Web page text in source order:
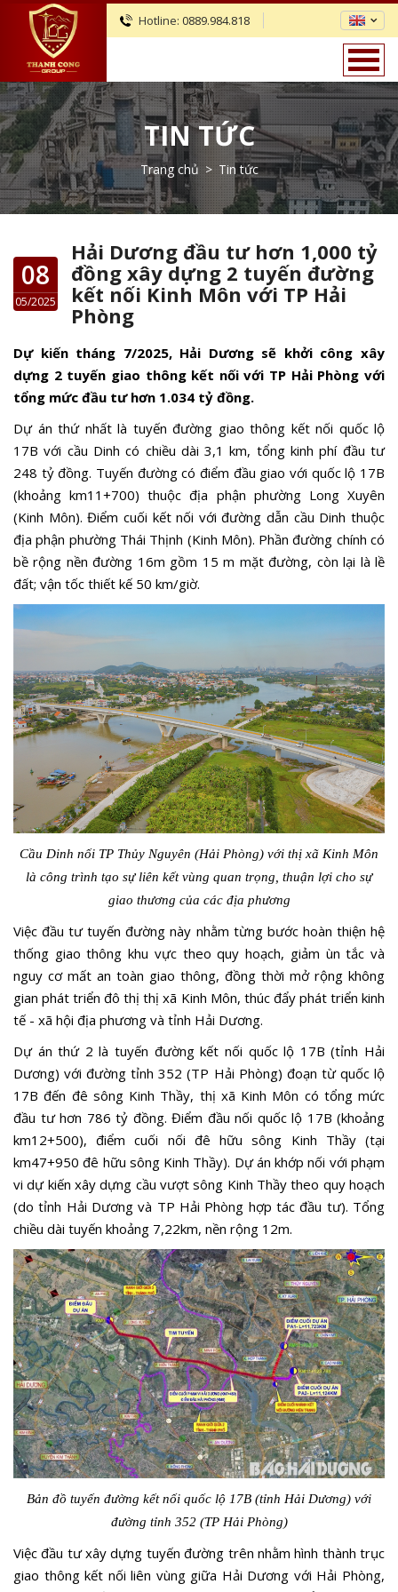
Hotline: 0889.984.818
TIN TỨC
Trang chủ > Tin tức
08
05/2025
Hải Dương đầu tư hơn 1,000 tỷ
đồng xây dựng 2 tuyến đường
kết nối Kinh Môn với TP Hải
Phòng
Dự kiến tháng 7/2025, Hải Dương sẽ khởi công xây
dựng 2 tuyến giao thông kết nối với TP Hải Phòng với
tổng mức đầu tư hơn 1.034 tỷ đồng.
Dự án thứ nhất là tuyến đường giao thông kết nối quốc lộ
17B với cầu Dinh có chiều dài 3,1 km, tổng kinh phí đầu tư
248 tỷ đồng. Tuyến đường có điểm đầu giao với quốc lộ 17B
(khoảng km11+700) thuộc địa phận phường Long Xuyên
(Kinh Môn). Điểm cuối kết nối với đường dẫn cầu Dinh thuộc
địa phận phường Thái Thịnh (Kinh Môn). Phần đường chính có
bề rộng nền đường 16m gồm 15 m mặt đường, còn lại là lề
đất; vận tốc thiết kế 50 km/giờ.
Cầu Dinh nối TP Thủy Nguyên (Hải Phòng) với thị xã Kinh Môn
là công trình tạo sự liên kết vùng quan trọng, thuận lợi cho sự
giao thương của các địa phương
Việc đầu tư tuyến đường này nhằm từng bước hoàn thiện hệ
thống giao thông khu vực theo quy hoạch, giảm ùn tắc và
nguy cơ mất an toàn giao thông, đồng thời mở rộng không
gian phát triển đô thị thị xã Kinh Môn, thúc đẩy phát triển kinh
tế - xã hội địa phương và tỉnh Hải Dương.
Dự án thứ 2 là tuyến đường kết nối quốc lộ 17B (tỉnh Hải
Dương) với đường tỉnh 352 (TP Hải Phòng) đoạn từ quốc lộ
17B đến đê sông Kinh Thầy, thị xã Kinh Môn có tổng mức
đầu tư hơn 786 tỷ đồng. Điểm đầu nối quốc lộ 17B (khoảng
km12+500), điểm cuối nối đê hữu sông Kinh Thầy (tại
km47+950 đê hữu sông Kinh Thầy). Dự án khớp nối với phạm
vi dự kiến xây dựng cầu vượt sông Kinh Thầy theo quy hoạch
(do tỉnh Hải Dương và TP Hải Phòng hợp tác đầu tư). Tổng
chiều dài tuyến khoảng 7,22km, nền rộng 12m.
Bản đồ tuyến đường kết nối quốc lộ 17B (tỉnh Hải Dương) với
đường tỉnh 352 (TP Hải Phòng)
Việc đầu tư xây dựng tuyến đường trên nhằm hình thành trục
giao thông kết nối liên vùng giữa Hải Dương với Hải Phòng,